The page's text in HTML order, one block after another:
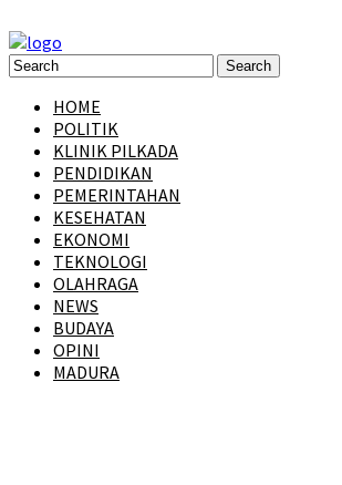
HOME
POLITIK
KLINIK PILKADA
PENDIDIKAN
PEMERINTAHAN
KESEHATAN
EKONOMI
TEKNOLOGI
OLAHRAGA
NEWS
BUDAYA
OPINI
MADURA